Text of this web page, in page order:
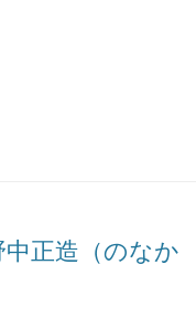
正造（のなか